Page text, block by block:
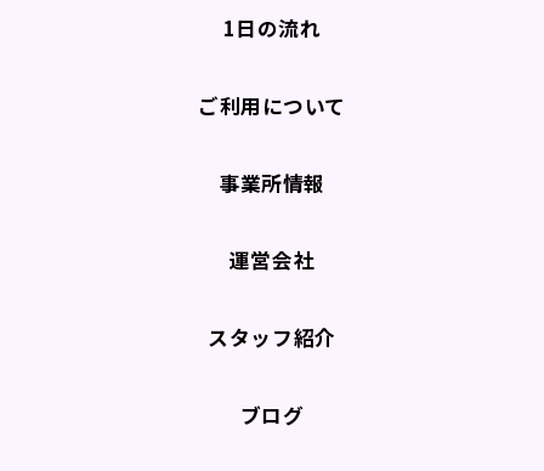
1日の流れ
ご利用について
事業所情報
運営会社
スタッフ紹介
ブログ